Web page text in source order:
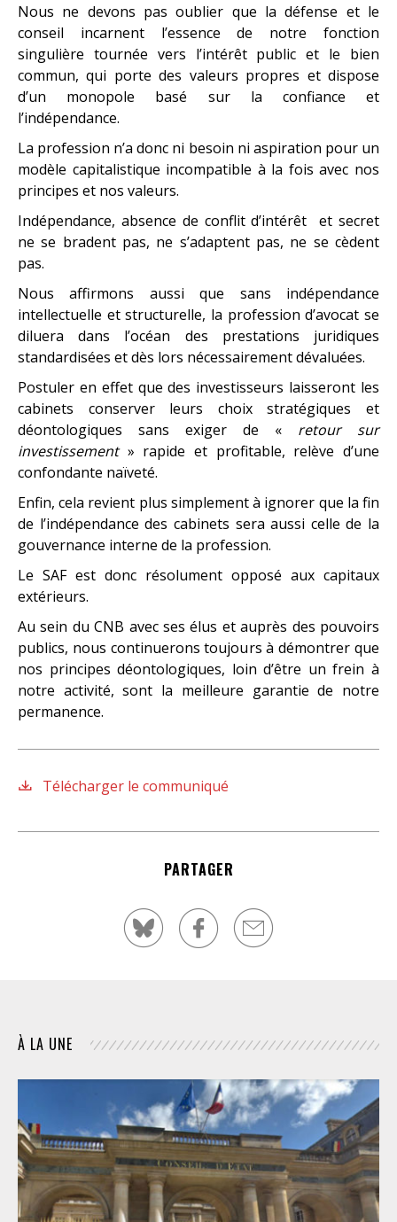
Nous ne devons pas oublier que la défense et le
conseil incarnent l’essence de notre fonction
singulière tournée vers l’intérêt public et le bien
commun, qui porte des valeurs propres et dispose
d’un monopole basé sur la confiance et
l’indépendance.
La profession n’a donc ni besoin ni aspiration pour un
modèle capitalistique incompatible à la fois avec nos
principes et nos valeurs.
Indépendance, absence de conflit d’intérêt et secret
ne se bradent pas, ne s’adaptent pas, ne se cèdent
pas.
Nous affirmons aussi que sans indépendance
intellectuelle et structurelle, la profession d’avocat se
diluera dans l’océan des prestations juridiques
standardisées et dès lors nécessairement dévaluées.
Postuler en effet que des investisseurs laisseront les
cabinets conserver leurs choix stratégiques et
déontologiques sans exiger de « retour sur
investissement» rapide et profitable, relève d’une
confondante naïveté.
Enfin, cela revient plus simplement à ignorer que la fin
de l’indépendance des cabinets sera aussi celle de la
gouvernance interne de la profession.
Le SAF est donc résolument opposé aux capitaux
extérieurs.
Au sein du CNB avec ses élus et auprès des pouvoirs
publics, nous continuerons toujours à démontrer que
nos principes déontologiques, loin d’être un frein à
notre activité, sont la meilleure garantie de notre
permanence.
Télécharger le communiqué
PARTAGER
À LA UNE